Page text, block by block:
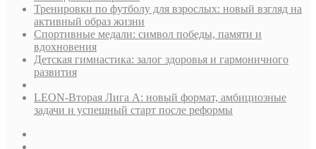
Тренировки по футболу для взрослых: новый взгляд на
активный образ жизни
Спортивные медали: символ победы, памяти и
вдохновения
Детская гимнастика: залог здоровья и гармоничного
развития
LEON-Вторая Лига А: новый формат, амбициозные
задачи и успешный старт после реформы